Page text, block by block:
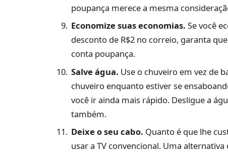
poupança merece a mesma
Economize suas economias. Se você
desconto de R$2 no correio, garanta
conta poupança.
Salve água. Use o chuveiro em vez de
chuveiro enquanto estiver se
você ir ainda mais rápido. Desligue a
também.
Deixe o seu cabo. Quanto é que lhe
usar a TV convencional. Uma